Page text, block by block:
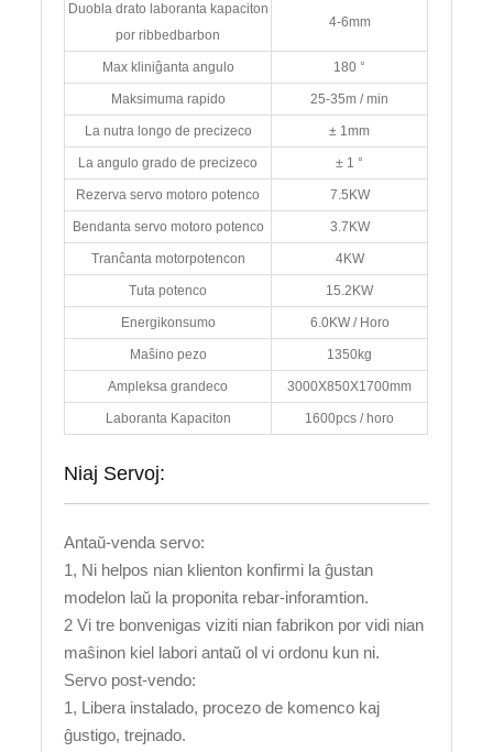
Duobla drato laboranta kapaciton
por ribbedbarbon
4-6mm
Max kliniĝanta angulo 180 °
Maksimuma rapido 25-35m / min
La nutra longo de precizeco ± 1mm
La angulo grado de precizeco ± 1 °
Rezerva servo motoro potenco 7.5KW
Bendanta servo motoro potenco 3.7KW
Tranĉanta motorpotencon 4KW
Tuta potenco 15.2KW
Energikonsumo 6.0KW / Horo
Maŝino pezo 1350kg
Ampleksa grandeco 3000X850X1700mm
Laboranta Kapaciton 1600pcs / horo
Niaj Servoj:
Antaŭ-venda servo:
1, Ni helpos nian klienton konfirmi la ĝustan
modelon laŭ la proponita rebar-inforamtion.
2 Vi tre bonvenigas viziti nian fabrikon por vidi nian
maŝinon kiel labori antaŭ ol vi ordonu kun ni.
Servo post-vendo:
1, Libera instalado, procezo de komenco kaj
ĝustigo, trejnado.